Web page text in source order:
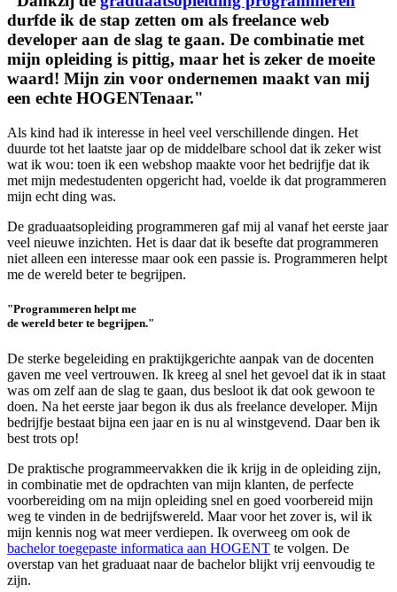
durfde ik de stap zetten om als freelance web
developer aan de slag te gaan. De combinatie met
mijn opleiding is pittig, maar het is zeker de moeite
waard! Mijn zin voor ondernemen maakt van mij
een echte HOGENTenaar."
Als kind had ik interesse in heel veel verschillende dingen. Het
duurde tot het laatste jaar op de middelbare school dat ik zeker wist
wat ik wou: toen ik een webshop maakte voor het bedrijfje dat ik
met mijn medestudenten opgericht had, voelde ik dat programmeren
mijn echt ding was.
De graduaatsopleiding programmeren gaf mij al vanaf het eerste jaar
veel nieuwe inzichten. Het is daar dat ik besefte dat programmeren
niet alleen een interesse maar ook een passie is. Programmeren helpt
me de wereld beter te begrijpen.
"Programmeren helpt me
de wereld beter te begrijpen."
De sterke begeleiding en praktijkgerichte aanpak van de docenten
gaven me veel vertrouwen. Ik kreeg al snel het gevoel dat ik in staat
was om zelf aan de slag te gaan, dus besloot ik dat ook gewoon te
doen. Na het eerste jaar begon ik dus als freelance developer. Mijn
bedrijfje bestaat bijna een jaar en is nu al winstgevend. Daar ben ik
best trots op!
De praktische programmeervakken die ik krijg in de opleiding zijn,
in combinatie met de opdrachten van mijn klanten, de perfecte
voorbereiding om na mijn opleiding snel en goed voorbereid mijn
weg te vinden in de bedrijfswereld. Maar voor het zover is, wil ik
mijn kennis nog wat meer verdiepen. Ik overweeg om ook de
bachelor toegepaste informatica aan HOGENT te volgen. De
overstap van het graduaat naar de bachelor blijkt vrij eenvoudig te
zijn.